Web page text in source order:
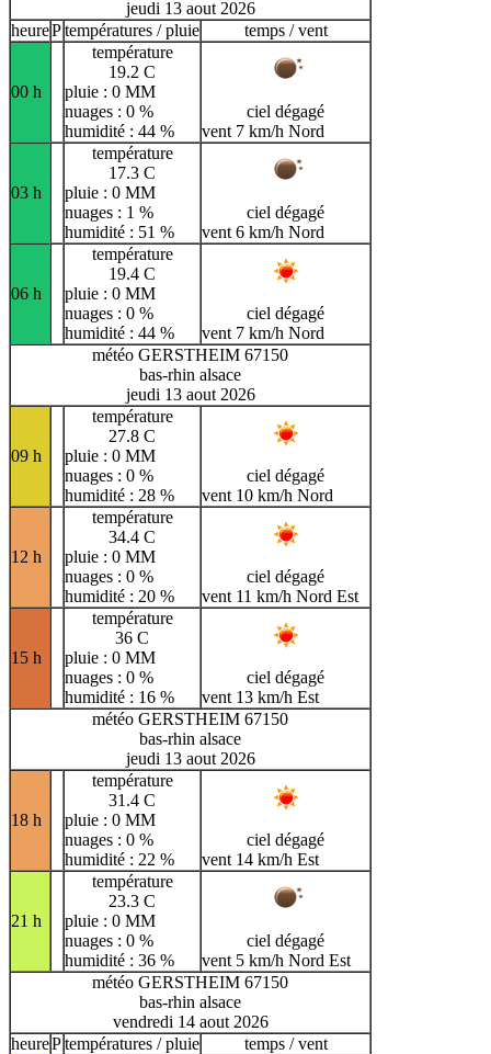
jeudi 13 aout 2026
heurePtempératures / pluie temps / vent
00 h
température
19.2 C
pluie : 0 MM
nuages : 0 %
humidité : 44 %
ciel dégagé
vent 7 km/h Nord
03 h
température
17.3 C
pluie : 0 MM
nuages : 1 %
humidité : 51 %
ciel dégagé
vent 6 km/h Nord
06 h
température
19.4 C
pluie : 0 MM
nuages : 0 %
humidité : 44 %
ciel dégagé
vent 7 km/h Nord
météo GERSTHEIM 67150
bas-rhin alsace
jeudi 13 aout 2026
09 h
température
27.8 C
pluie : 0 MM
nuages : 0 %
humidité : 28 %
ciel dégagé
vent 10 km/h Nord
12 h
température
34.4 C
pluie : 0 MM
nuages : 0 %
humidité : 20 %
ciel dégagé
vent 11 km/h Nord Est
15 h
température
36 C
pluie : 0 MM
nuages : 0 %
humidité : 16 %
ciel dégagé
vent 13 km/h Est
météo GERSTHEIM 67150
bas-rhin alsace
jeudi 13 aout 2026
18 h
température
31.4 C
pluie : 0 MM
nuages : 0 %
humidité : 22 %
ciel dégagé
vent 14 km/h Est
21 h
température
23.3 C
pluie : 0 MM
nuages : 0 %
humidité : 36 %
ciel dégagé
vent 5 km/h Nord Est
météo GERSTHEIM 67150
bas-rhin alsace
vendredi 14 aout 2026
heurePtempératures / pluie temps / vent